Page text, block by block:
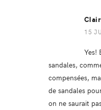
15
Yes!
sandales,
compensées,
de sandales
on ne saurait